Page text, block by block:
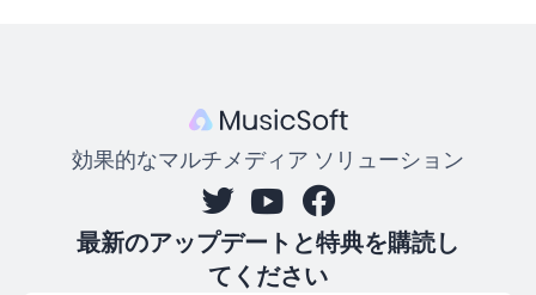
効果的なマルチメディア ソリューション
最新のアップデートと特典を購読し
てください